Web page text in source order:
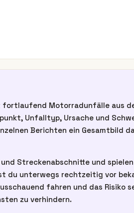
fortlaufend Motorradunfälle aus
Unfalltyp, Ursache und
Berichten ein Gesamtbild
Streckenabschnitte und
du unterwegs rechtzeitig vor
fahren und das Risiko
zu verhindern.